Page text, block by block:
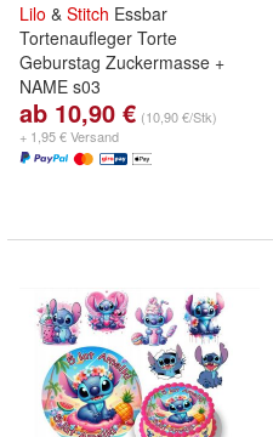
Lilo & Stitch Essbar
Tortenaufleger Torte
Geburstag Zuckermasse +
NAME s03
ab 10,90 € (10,90 €/Stk)
+ 1,95 € Versand